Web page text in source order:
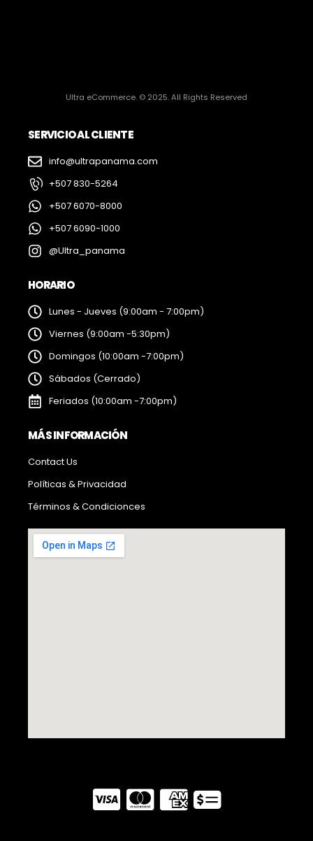
Ultra eCommerce. © 2025. All Rights Reserved
SERVICIO AL CLIENTE
info@ultrapanama.com
+507 830-5264
+507 6070-8000
+507 6090-1000
@Ultra_panama
HORARIO
Lunes - Jueves (9:00am - 7:00pm)
Viernes (9:00am -5:30pm)
Domingos (10:00am -7:00pm)
Sábados (Cerrado)
Feriados (10:00am -7:00pm)
MÁS INFORMACIÓN
Contact Us
Políticas & Privacidad
Términos & Condicionces